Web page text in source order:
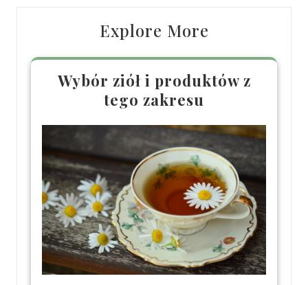
Explore More
Wybór ziół i produktów z
tego zakresu